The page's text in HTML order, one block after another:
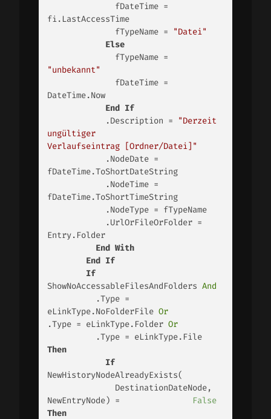
fi.LastAccessTime
              fTypeName =
"Datei"
Else
"unbekannt"
DateTime.Now
End If
            .Description =
"Derzeit
ungültiger
Verlaufseintrag [Ordner/Datei]"
fDateTime.ToShortDateString
fDateTime.ToShortTimeString
Entry.Folder
End With
End If
If
ShowNoAccessableFilesAndFolders And
eLinkType.NoFolderFile Or
.Type = eLinkType.Folder Or
Then
If
NewHistoryNodeAlreadyExists(
NewEntryNode) =
False
Then